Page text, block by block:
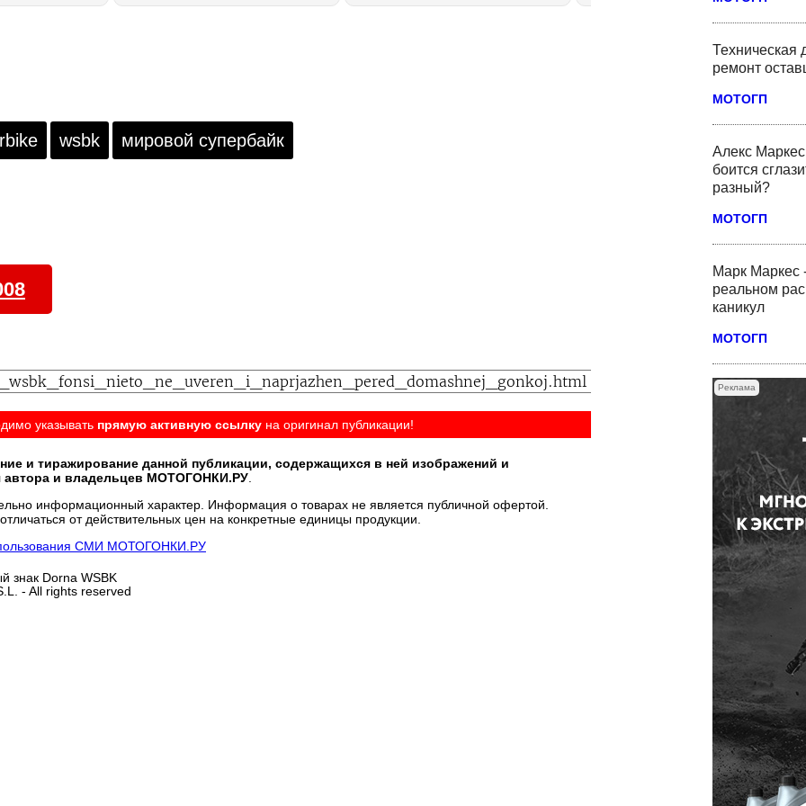
Техническая
ремонт
МОТОГП
Алекс
боится
разный?
МОТОГП
Марк Маркес
реальном
каникул
МОТОГП
Реклама
wsbk мировой супербайк
указывать прямую активную ссылкуна оригинал публикации!
и тиражирование данной публикации, содержащихся в ней изображений и
автора и владельцев МОТОГОНКИ.РУ.
информационный характер. Информация о товарах не является публичной офертой.
от действительных цен на конкретные единицы продукции.
пользования СМИ МОТОГОНКИ.РУ
знак Dorna WSBK
- All rights reserved